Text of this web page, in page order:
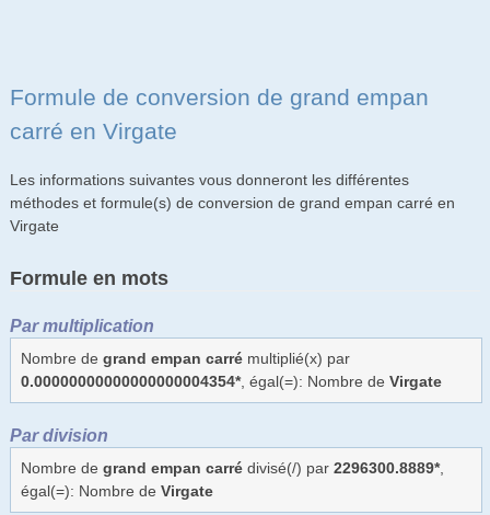
Formule de conversion de grand empan
carré en Virgate
Les informations suivantes vous donneront les différentes
méthodes et formule(s) de conversion de grand empan carré en
Virgate
Formule en mots
Par multiplication
Nombre de grand empan carrémultiplié(x) par
0.00000000000000000004354*, égal(=): Nombre de Virgate
Par division
Nombre de grand empan carrédivisé(/) par 2296300.8889*,
égal(=): Nombre de Virgate